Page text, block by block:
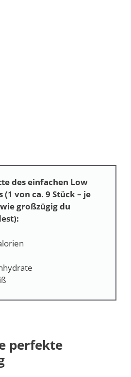
des einfachen Low
(1 von ca. 9 Stück – je
großzügig du
perfekte